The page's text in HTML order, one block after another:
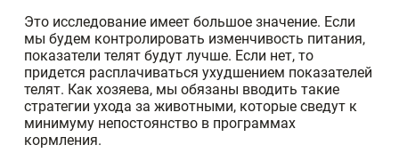
Это исследование имеет большое значение. Если
мы будем контролировать изменчивость питания,
показатели телят будут лучше. Если нет, то
придется расплачиваться ухудшением показателей
телят. Как хозяева, мы обязаны вводить такие
стратегии ухода за животными, которые сведут к
минимуму непостоянство в программах
кормления.